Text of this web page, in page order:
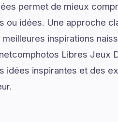
permet de mieux
ou idées. Une approche
inspirations
Libres Jeux
idées inspirantes et des